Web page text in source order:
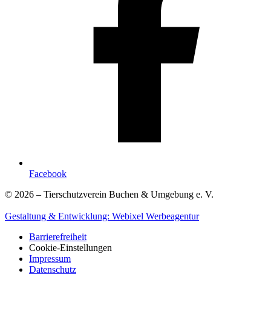
Facebook
© 2026 – Tierschutzverein Buchen & Umgebung e. V.
Gestaltung & Entwicklung: Webixel Werbeagentur
Barrierefreiheit
Cookie-Einstellungen
Impressum
Datenschutz